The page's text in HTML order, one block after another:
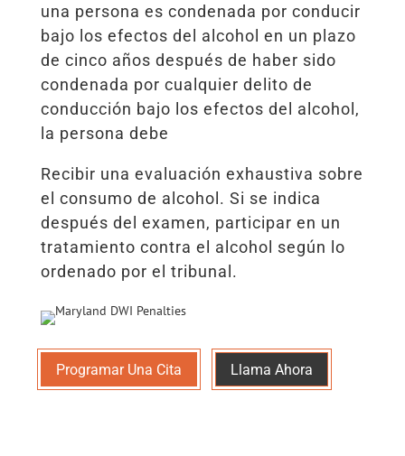
una persona es condenada por conducir
bajo los efectos del alcohol en un plazo
de cinco años después de haber sido
condenada por cualquier delito de
conducción bajo los efectos del alcohol,
la persona debe
Recibir una evaluación exhaustiva sobre
el consumo de alcohol. Si se indica
después del examen, participar en un
tratamiento contra el alcohol según lo
ordenado por el tribunal.
Programar Una Cita Llama Ahora